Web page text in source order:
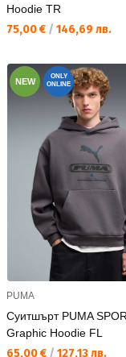
Hoodie TR
Текуща цена:
75,00 € / 146,69 лв.
NEW
ONLY
ONLINE
PUMA
Суитшърт PUMA
Graphic Hoodie FL
Текуща цена:
65,00 € / 127,13 лв.